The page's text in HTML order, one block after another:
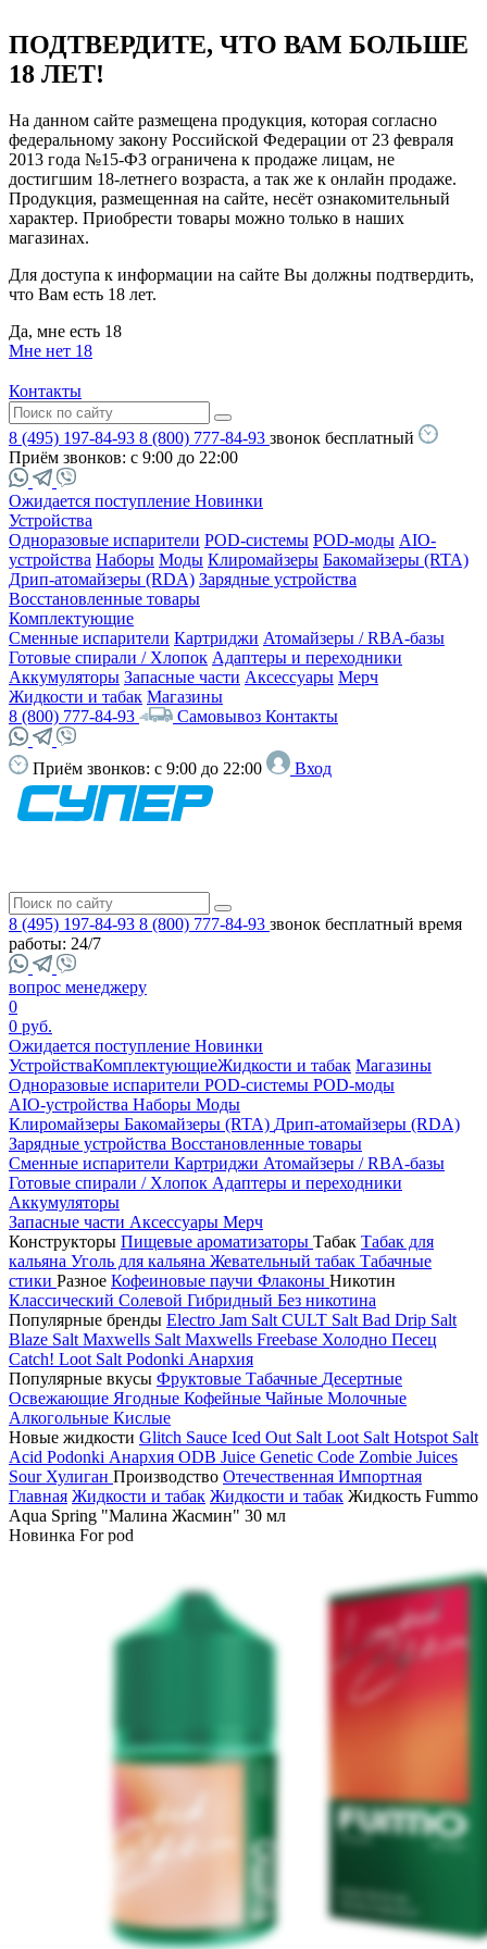
ПОДТВЕРДИТЕ, ЧТО ВАМ БОЛЬШЕ
18 ЛЕТ!
На данном сайте размещена продукция, которая согласно
федеральному закону Российской Федерации от 23 февраля
2013 года №15-ФЗ ограничена к продаже лицам, не
достигшим 18-летнего возраста, а так же к онлайн продаже.
Продукция, размещенная на сайте, несёт ознакомительный
характер. Приобрести товары можно только в наших
магазинах.
Для доступа к информации на сайте Вы должны подтвердить,
что Вам есть 18 лет.
Да, мне есть 18
Мне нет 18
Контакты
8 (495) 197-84-93 8 (800) 777-84-93 звонок бесплатный
Приём звонков: с 9:00 до 22:00
Ожидается поступление Новинки
Устройства
Одноразовые испарители POD-системы POD-моды AIO-
устройства Наборы Моды Клиромайзеры Бакомайзеры (RTA)
Дрип-атомайзеры (RDA) Зарядные устройства
Восстановленные товары
Комплектующие
Сменные испарители Картриджи Атомайзеры / RBA-базы
Готовые спирали / Хлопок Адаптеры и переходники
Аккумуляторы Запасные части Аксессуары Мерч
Жидкости и табак Магазины
8 (800) 777-84-93
Самовывоз Контакты
Приём звонков: с 9:00 до 22:00 Вход
8 (495) 197-84-93 8 (800) 777-84-93 звонок бесплатный время
работы: 24/7
вопрос менеджеру
0
0 руб.
Ожидается поступление Новинки
УстройстваКомплектующиеЖидкости и табак Магазины
Одноразовые испарители POD-системы POD-моды
AIO-устройства Наборы Моды
Клиромайзеры Бакомайзеры (RTA) Дрип-атомайзеры (RDA)
Зарядные устройства Восстановленные товары
Сменные испарители Картриджи Атомайзеры / RBA-базы
Готовые спирали / Хлопок Адаптеры и переходники
Аккумуляторы
Запасные части Аксессуары Мерч
Конструкторы Пищевые ароматизаторы Табак Табак для
кальяна Уголь для кальяна Жевательный табак Табачные
стики Разное Кофеиновые паучи Флаконы Никотин
Классический Солевой Гибридный Без никотина
Популярные бренды Electro Jam Salt CULT Salt Bad Drip Salt
Blaze Salt Maxwells Salt Maxwells Freebase Холодно Песец
Catch! Loot Salt Podonki Анархия
Популярные вкусы Фруктовые Табачные Десертные
Освежающие Ягодные Кофейные Чайные Молочные
Алкогольные Кислые
Новые жидкости Glitch Sauce Iced Out Salt Loot Salt Hotspot Salt
Acid Podonki Анархия ODB Juice Genetic Code Zombie Juices
Sour Хулиган Производство Отечественная Импортная
Главная Жидкости и табак Жидкости и табак Жидкость Fummo
Aqua Spring "Малина Жасмин" 30 мл
Новинка For pod